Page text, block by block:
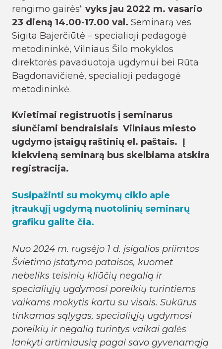
rengimo gairės“ vyks jau 2022 m. vasario
23 dieną 14.00-17.00 val. Seminarą ves
Sigita Bajerčiūtė – specialioji pedagogė
metodininkė, Vilniaus Šilo mokyklos
direktorės pavaduotoja ugdymui bei Rūta
Bagdonavičienė, specialioji pedagogė
metodininkė.
Kvietimai registruotis į seminarus
siunčiami bendraisiais Vilniaus miesto
ugdymo įstaigų raštinių el. paštais. Į
kiekvieną seminarą bus skelbiama atskira
registracija.
Susipažinti su mokymų ciklo apie
įtraukųjį ugdymą nuotolinių seminarų
grafiku galite čia.
Nuo 2024 m. rugsėjo 1 d. įsigalios priimtos
Švietimo įstatymo pataisos, kuomet
nebeliks teisinių kliūčių negalią ir
specialiųjų ugdymosi poreikių turintiems
vaikams mokytis kartu su visais. Sukūrus
tinkamas sąlygas, specialiųjų ugdymosi
poreikių ir negalią turintys vaikai galės
lankyti artimiausią pagal savo gyvenamąją